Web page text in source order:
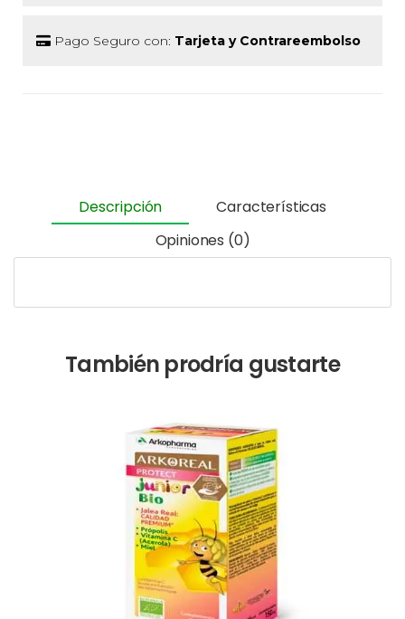
Pago Seguro con: Tarjeta y Contrareembolso
Descripción
Características
Opiniones (0)
También prodría gustarte